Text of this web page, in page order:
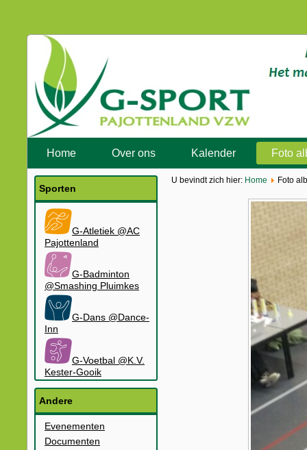
Home Over ons Kalender Foto
Sporten
G-Atletiek @AC
Pajottenland
G-Badminton
@Smashing Pluimkes
G-Dans @Dance-
Inn
G-Voetbal @K.V.
Kester-Gooik
Andere
Evenementen
Documenten
U bevindt zich hier: Home Foto